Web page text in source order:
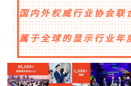
国内外权威行业协会联
属于全球的显示行业年